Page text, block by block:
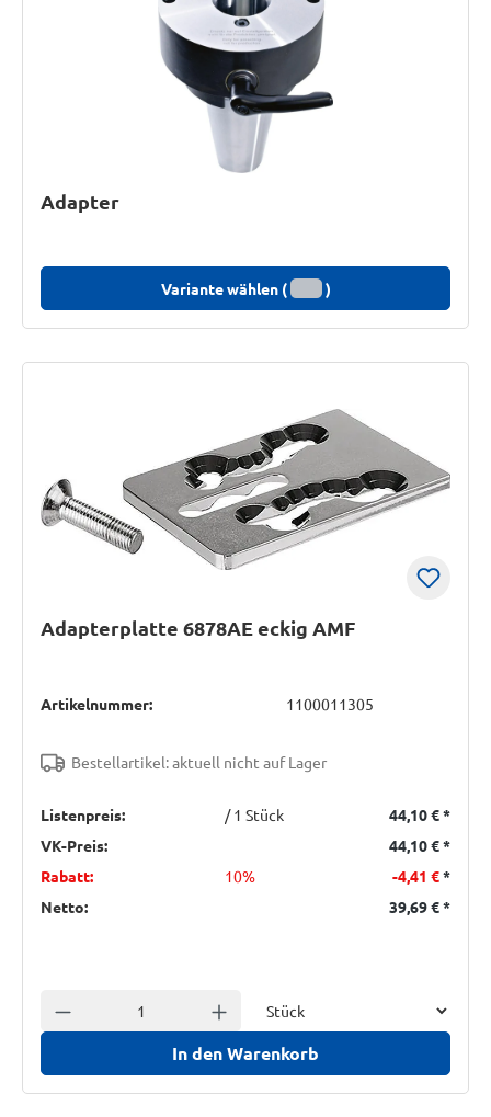
Adapter
Variante wählen ( )
Adapterplatte 6878AE eckig AMF
Artikelnummer: 1100011305
Bestellartikel: aktuell nicht auf Lager
Listenpreis: / 1 Stück 44,10 €*
VK-Preis:
44,10 €*
Rabatt:
10% -4,41 €*
Netto:
39,69 €*
Anzahl verringern Anzahl erhöhen
In den Warenkorb